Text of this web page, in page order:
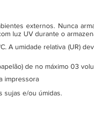
externos. Nunca
luz UV durante o
A umidade relativa (UR)
de no máximo 03
impressora
sujas e/ou úmidas.